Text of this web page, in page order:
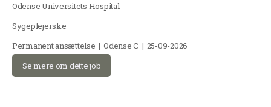
Odense Universitets Hospital
Sygeplejerske
Permanent ansættelse | Odense C | 25-09-2026
Se mere om dette job